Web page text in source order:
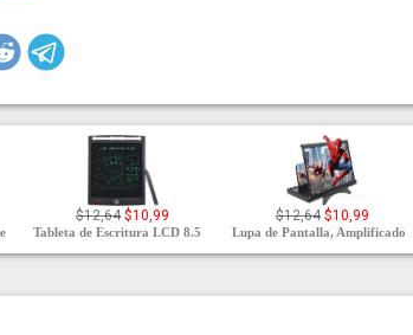
$12,64 $10,99
Tableta de Escritura LCD 8.5
$12,64 $10,99
Lupa de Pantalla, Amplificado